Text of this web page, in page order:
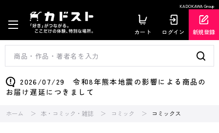
KADOKAWA Group
カート ログイン 新規登録
2026/07/29 令和8年熊本地震の影響による商品の
お届け遅延につきまして
ホーム 本・コミック・雑誌 コミック コミックス